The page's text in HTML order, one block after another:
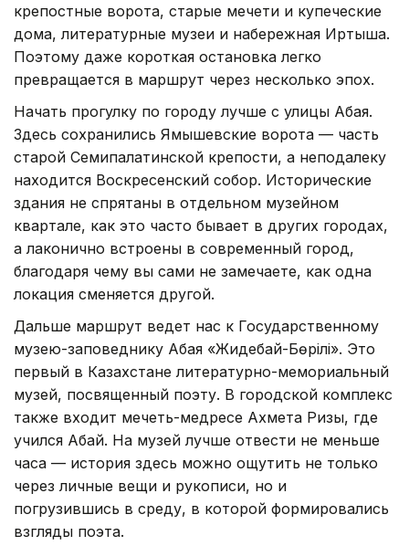
крепостные ворота, старые мечети и купеческие
дома, литературные музеи и набережная Иртыша.
Поэтому даже короткая остановка легко
превращается в маршрут через несколько эпох.
Начать прогулку по городу лучше с улицы Абая.
Здесь сохранились Ямышевские ворота — часть
старой Семипалатинской крепости, а неподалеку
находится Воскресенский собор. Исторические
здания не спрятаны в отдельном музейном
квартале, как это часто бывает в других городах,
а лаконично встроены в современный город,
благодаря чему вы сами не замечаете, как одна
локация сменяется другой.
Дальше маршрут ведет нас к Государственному
музею-заповеднику Абая «Жидебай-Бөрілі». Это
первый в Казахстане литературно-мемориальный
музей, посвященный поэту. В городской комплекс
также входит мечеть-медресе Ахмета Ризы, где
учился Абай. На музей лучше отвести не меньше
часа — история здесь можно ощутить не только
через личные вещи и рукописи, но и
погрузившись в среду, в которой формировались
взгляды поэта.